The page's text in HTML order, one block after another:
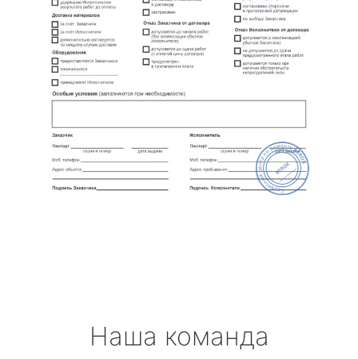
Наша команда